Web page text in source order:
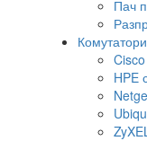
Пач
Комутатори
HPE